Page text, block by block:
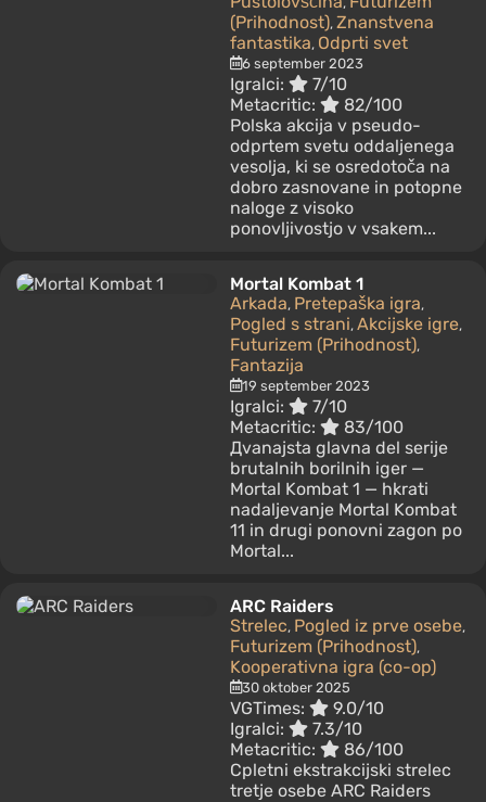
(Prihodnost), Znanstvena
fantastika, Odprti svet
6 september 2023
Igralci:
7/10
Metacritic:
82/100
Рolska akcija v pseudo-
odprtem svetu oddaljenega
vesolja, ki se osredotoča na
dobro zasnovane in potopne
naloge z visoko
ponovljivostjo v vsakem...
Mortal Kombat 1
Arkada, Pretepaška igra,
Pogled s strani, Akcijske igre,
Futurizem (Prihodnost),
Fantazija
19 september 2023
Igralci:
7/10
Metacritic:
83/100
Дvanajsta glavna del serije
brutalnih borilnih iger —
Mortal Kombat 1 — hkrati
nadaljevanje Mortal Kombat
11 in drugi ponovni zagon po
Mortal...
ARC Raiders
Strelec, Pogled iz prve osebe,
Futurizem (Prihodnost),
Kooperativna igra (co-op)
30 oktober 2025
VGTimes:
9.0/10
Igralci:
7.3/10
Metacritic:
86/100
Сpletni ekstrakcijski strelec
tretje osebe ARC Raiders